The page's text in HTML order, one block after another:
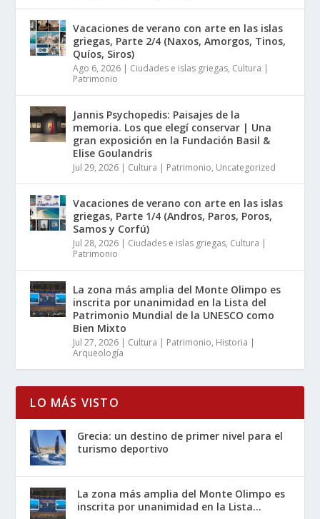
Vacaciones de verano con arte en las islas
griegas, Parte 2/4 (Naxos, Amorgos, Tinos,
Quíos, Siros)
Ago 6, 2026 | Ciudades e islas griegas, Cultura |
Patrimonio
Jannis Psychopedis: Paisajes de la
memoria. Los que elegí conservar | Una
gran exposición en la Fundación Basil &
Elise Goulandris
Jul 29, 2026 | Cultura | Patrimonio, Uncategorized
Vacaciones de verano con arte en las islas
griegas, Parte 1/4 (Andros, Paros, Poros,
Samos y Corfú)
Jul 28, 2026 | Ciudades e islas griegas, Cultura |
Patrimonio
La zona más amplia del Monte Olimpo es
inscrita por unanimidad en la Lista del
Patrimonio Mundial de la UNESCO como
Bien Mixto
Jul 27, 2026 | Cultura | Patrimonio, Historia |
Arqueología
LO MÁS VISTO
Grecia: un destino de primer nivel para el
turismo deportivo
La zona más amplia del Monte Olimpo es
inscrita por unanimidad en la Lista...